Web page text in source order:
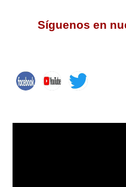
Síguenos en